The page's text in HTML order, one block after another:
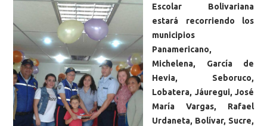
Escolar Bolivariana
estará recorriendo los
municipios
Panamericano,
Michelena, García de
Hevia, Seboruco,
Lobatera, Jáuregui, José
María Vargas, Rafael
Urdaneta, Bolívar, Sucre,